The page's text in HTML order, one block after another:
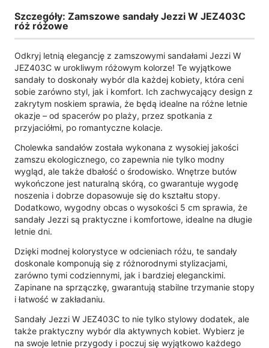
Szczegóły: Zamszowe sandały Jezzi W JEZ403C
róż różowe
Odkryj letnią elegancję z zamszowymi sandałami Jezzi W
JEZ403C w urokliwym różowym kolorze! Te wyjątkowe
sandały to doskonały wybór dla każdej kobiety, która ceni
sobie zarówno styl, jak i komfort. Ich zachwycający design z
zakrytym noskiem sprawia, że będą idealne na różne letnie
okazje – od spacerów po plaży, przez spotkania z
przyjaciółmi, po romantyczne kolacje.
Cholewka sandałów została wykonana z wysokiej jakości
zamszu ekologicznego, co zapewnia nie tylko modny
wygląd, ale także dbałość o środowisko. Wnętrze butów
wykończone jest naturalną skórą, co gwarantuje wygodę
noszenia i dobrze dopasowuje się do kształtu stopy.
Dodatkowo, wygodny obcas o wysokości 5 cm sprawia, że
sandały Jezzi są praktyczne i komfortowe, idealne na długie
letnie dni.
Dzięki modnej kolorystyce w odcieniach różu, te sandały
doskonale komponują się z różnorodnymi stylizacjami,
zarówno tymi codziennymi, jak i bardziej eleganckimi.
Zapinane na sprzączkę, gwarantują stabilne trzymanie stopy
i łatwość w zakładaniu.
Sandały Jezzi W JEZ403C to nie tylko stylowy dodatek, ale
także praktyczny wybór dla aktywnych kobiet. Wybierz je
na swoje letnie przygody i poczuj się wyjątkowo każdego